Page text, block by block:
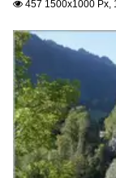
 457 1500x1000 Px,